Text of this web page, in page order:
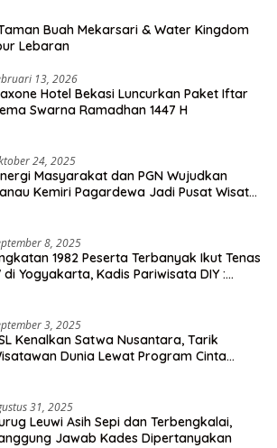
Buah Mekarsari & Water Kingdom
Lebaran
13, 2026
Hotel Bekasi Luncurkan Paket Iftar
Swarna Ramadhan 1447 H
24, 2025
Masyarakat dan PGN Wujudkan
Kemiri Pagardewa Jadi Pusat Wisata
8, 2025
1982 Peserta Terbanyak Ikut Tenas
di Yogyakarta, Kadis Pariwisata DIY :
3, 2025
Kenalkan Satwa Nusantara, Tarik
Dunia Lewat Program Cinta
31, 2025
Leuwi Asih Sepi dan Terbengkalai,
Jawab Kades Dipertanyakan